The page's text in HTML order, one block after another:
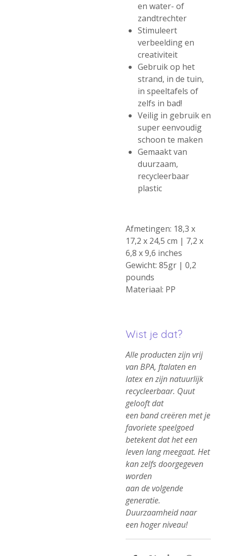
en water- of
zandtrechter
Stimuleert
verbeelding en
creativiteit
Gebruik op het
strand, in de tuin,
in speeltafels of
zelfs in bad!
Veilig in gebruik en
super eenvoudig
schoon te maken
Gemaakt van
duurzaam,
recycleerbaar
plastic
Afmetingen: 18,3 x
17,2 x 24,5 cm | 7,2 x
6,8 x 9,6 inches
Gewicht: 85gr | 0,2
pounds
Materiaal: PP
Wist je dat?
Alle producten zijn vrij
van BPA, ftalaten en
latex en zijn natuurlijk
recycleerbaar. Quut
gelooft dat
een band creëren met je
favoriete speelgoed
betekent dat het een
leven lang meegaat. Het
kan zelfs doorgegeven
worden
aan de volgende
generatie.
Duurzaamheid naar
een hoger niveau!